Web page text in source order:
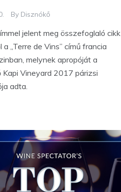
By Disznókő
jelent meg összefoglaló cikk
a „Terre de Vins” című francia
melynek apropóját a
Kapi Vineyard 2017 párizsi
adta.